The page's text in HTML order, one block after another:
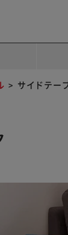
サイドテー